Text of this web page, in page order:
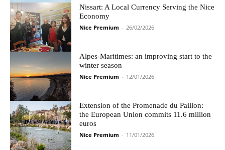
Nissart: A Local Currency Serving the Nice
Economy
Nice Premium - 26/02/2026
Alpes-Maritimes: an improving start to the
winter season
Nice Premium - 12/01/2026
Extension of the Promenade du Paillon:
the European Union commits 11.6 million
euros
Nice Premium - 11/01/2026